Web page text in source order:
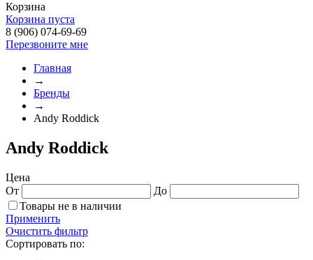
Корзина
Корзина пуста
8 (906) 074-69-69
Перезвоните мне
Главная
→
Бренды
→
Andy Roddick
Andy Roddick
Цена
От
До
Товары не в наличии
Применить
Очистить фильтр
Сортировать по: